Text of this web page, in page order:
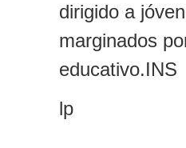
dirigido a
marginados
educativo.INS
lp